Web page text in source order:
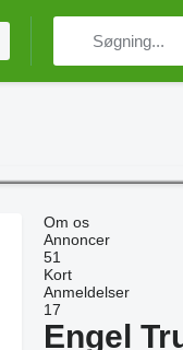
Om os
Annoncer
51
Kort
Anmeldelser
17
Engel